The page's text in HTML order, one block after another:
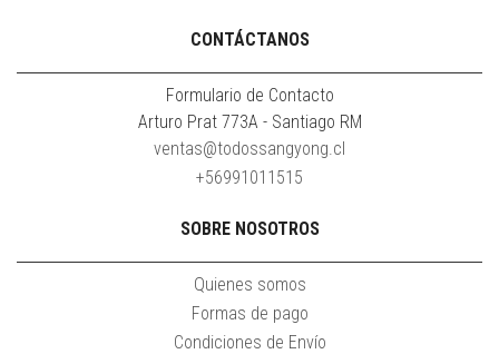
CONTÁCTANOS
Formulario de Contacto
Arturo Prat 773A - Santiago RM
ventas@todossangyong.cl
+56991011515
SOBRE NOSOTROS
Quienes somos
Formas de pago
Condiciones de Envío